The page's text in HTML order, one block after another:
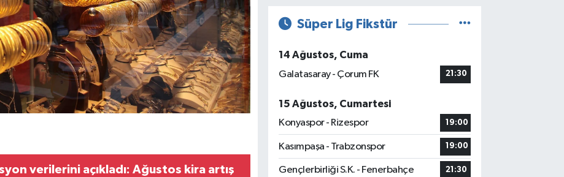
verilerini açıkladı: Ağustos kira artış
Süper Lig Fikstür
14 Ağustos, Cuma
Galatasaray - Çorum FK
21:30
15 Ağustos, Cumartesi
Konyaspor - Rizespor
19:00
Kasımpaşa - Trabzonspor 19:00
Gençlerbirliği S.K. - Fenerbahçe 21:30